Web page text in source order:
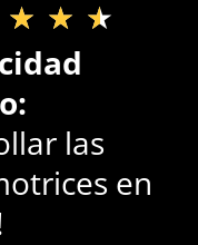
★ ★ ★
las
en